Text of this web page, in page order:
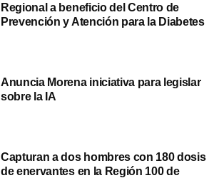
Regional a beneficio del Centro de
Prevención y Atención para la Diabetes
Anuncia Morena iniciativa para legislar
sobre la IA
Capturan a dos hombres con 180 dosis
de enervantes en la Región 100 de